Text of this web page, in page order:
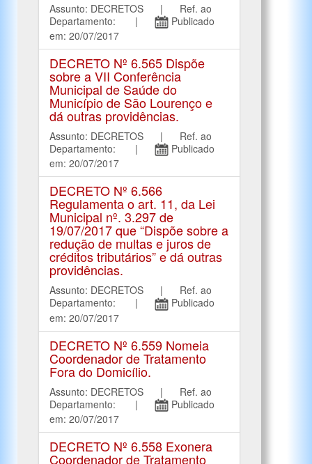
Assunto: DECRETOS | Ref. ao
Departamento: |
Publicado
em: 20/07/2017
DECRETO Nº 6.565 Dispõe
sobre a VII Conferência
Municipal de Saúde do
Município de São Lourenço e
dá outras providências.
Assunto: DECRETOS | Ref. ao
Departamento: |
Publicado
em: 20/07/2017
DECRETO Nº 6.566
Regulamenta o art. 11, da Lei
Municipal nº. 3.297 de
19/07/2017 que “Dispõe sobre a
redução de multas e juros de
créditos tributários” e dá outras
providências.
Assunto: DECRETOS | Ref. ao
Departamento: |
Publicado
em: 20/07/2017
DECRETO Nº 6.559 Nomeia
Coordenador de Tratamento
Fora do Domicílio.
Assunto: DECRETOS | Ref. ao
Departamento: |
Publicado
em: 20/07/2017
DECRETO Nº 6.558 Exonera
Coordenador de Tratamento